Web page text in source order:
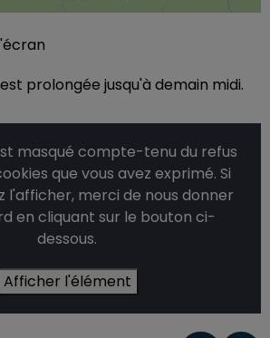
prolongée jusqu'à demain midi.
masqué compte-tenu du refus
que vous avez exprimé. Si
l'afficher, merci de nous donner
en cliquant sur le bouton ci-
dessous.
Afficher l'élément